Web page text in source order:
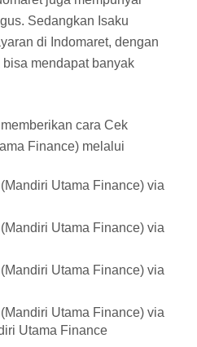
Sedangkan Isaku
di Indomaret, dengan
mendapat banyak
cara Cek
Finance) melalui
Utama Finance) via
Utama Finance) via
Utama Finance) via
Utama Finance) via
Utama Finance